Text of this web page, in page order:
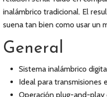
inalámbrico tradicional. El
suena tan bien como usar un
General
Sistema inalámbrico
Ideal para transmisiones
Operación plug-and-play